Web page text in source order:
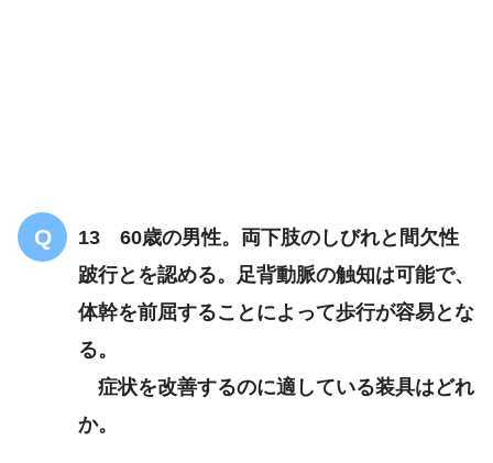
若者やスポーツ選手は手術適応とな
13 60歳の男性。両下肢のしびれと間欠性
跛行とを認める。足背動脈の触知は可能で、
体幹を前屈することによって歩行が容易とな
る。
症状を改善するのに適している装具はどれ
か。